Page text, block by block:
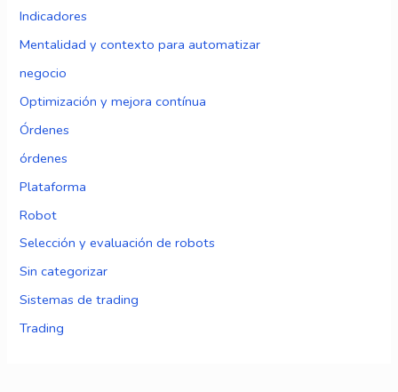
Indicadores
Mentalidad y contexto para automatizar
negocio
Optimización y mejora contínua
Órdenes
órdenes
Plataforma
Robot
Selección y evaluación de robots
Sin categorizar
Sistemas de trading
Trading